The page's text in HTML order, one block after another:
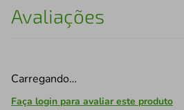
Avaliações
Carregando…
Faça login para avaliar este produto